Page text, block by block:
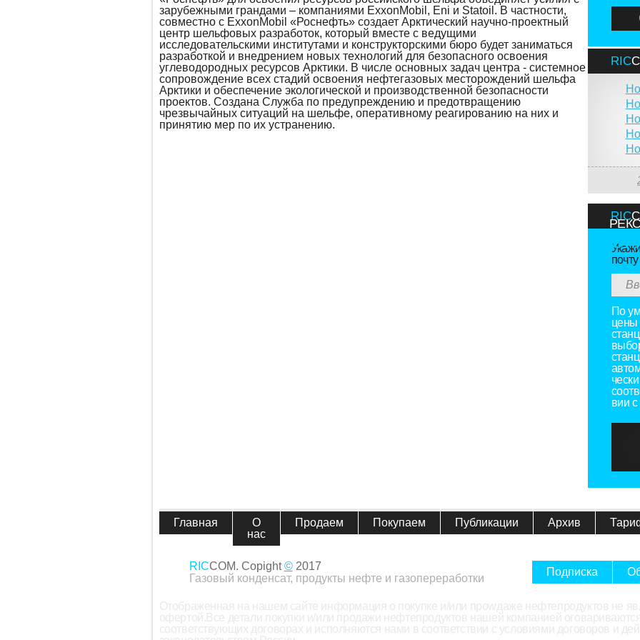
зарубежными грандами – компаниями ExxonMobil, Eni и Statoil. В частности,
совместно с ExxonMobil «Роснефть» создает Арктический научно-проектный
центр шельфовых разработок, который вместе с ведущими
исследовательскими институтами и конструкторскими бюро будет заниматься
разработкой и внедрением новых технологий для безопасного освоения
углеводородных ресурсов Арктики. В числе основных задач центра - системное
сопровождение всех стадий освоения нефтегазовых месторождений шельфа
Арктики и обеспечение экологической и производственной безопасности
проектов. Создана Служба по предупреждению и предотвращению
чрезвычайных ситуаций на шельфе, оперативному реагированию на них и
принятию мер по их устранению.
RIC
RIC
почту
По
цены
вии
Главная
О
нас
Продаем Покупаем Публикации Архив
RICCOM. Copight©2017
Газовый конденсат, продукты нефте и газопереработки
Подписка